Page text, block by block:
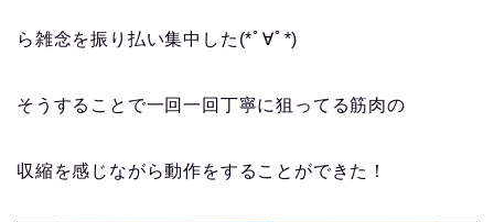
ら雑念を振り払い集中した(*ﾟ∀ﾟ*)
そうすることで一回一回丁寧に狙ってる筋肉の
収縮を感じながら動作をすることができた！